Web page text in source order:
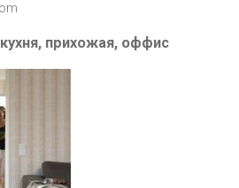
прихожая, оффис